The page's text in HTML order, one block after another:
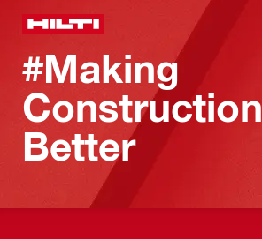
#Making
Construction
Better